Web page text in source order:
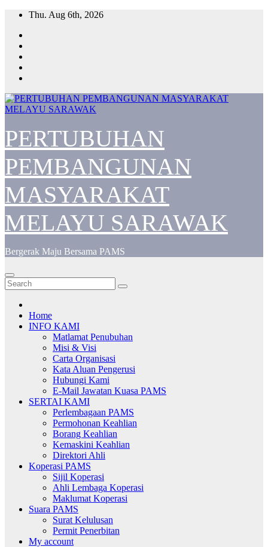
Skip
content
Thu. Aug 6th, 2026
PERTUBUHAN
PEMBANGUNAN
MASYARAKAT
MELAYU SARAWAK
Bergerak Maju Bersama PAMS
Home
INFO KAMI
Matlamat Penubuhan
Misi & Visi
Carta Organisasi
Kata Aluan Pengerusi
Hubungi Kami
E-Mail Jawatan Kuasa PAMS
SERTAI KAMI
Perlembagaan PAMS
Permohonan Keahlian
Borang Keahlian
Kemaskini Keahlian
Direktori Ahli
Koperasi PAMS
Sijil Koperasi
Ahli Lembaga Koperasi
Maklumat Koperasi
Suara PAMS
Surat Kelulusan
Permit Penerbitan
My account